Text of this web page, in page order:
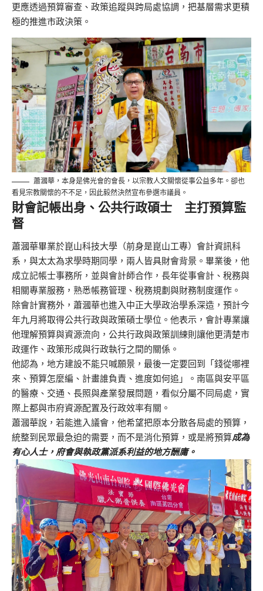
更應透過預算審查、政策追蹤與跨局處協調，把基層需求更積
極的推進市政決策。
蕭漍華，本身是佛光會的會長，以宗教人文關懷從事公益多年。卻也
看見宗教關懷的不不足，因此毅然決然宣布參選市議員。
財會記帳出身、公共行政碩士 主打預算監
督
蕭漍華畢業於崑山科技大學（前身是崑山工專）會計資訊科
系，與太太為求學時期同學，兩人皆具財會背景。畢業後，他
成立記帳士事務所，並與會計師合作，長年從事會計、稅務與
相關專業服務，熟悉帳務管理、稅務規劃與財務制度運作。
除會計實務外，蕭漍華也進入中正大學政治學系深造，預計今
年九月將取得公共行政與政策碩士學位。他表示，會計專業讓
他理解預算與資源流向，公共行政與政策訓練則讓他更清楚市
政運作、政策形成與行政執行之間的關係。
他認為，地方建設不能只喊願景，最後一定要回到「錢從哪裡
來、預算怎麼編、計畫誰負責、進度如何追」。南區與安平區
的醫療、交通、長照與產業發展問題，看似分屬不同局處，實
際上都與市府資源配置及行政效率有關。
蕭漍華說，若能進入議會，他希望把原本分散各局處的預算，
統整到民眾最急迫的需要，而不是消化預算，或是將預算成為
有心人士，府會與執政黨派系利益的地方酬庸。